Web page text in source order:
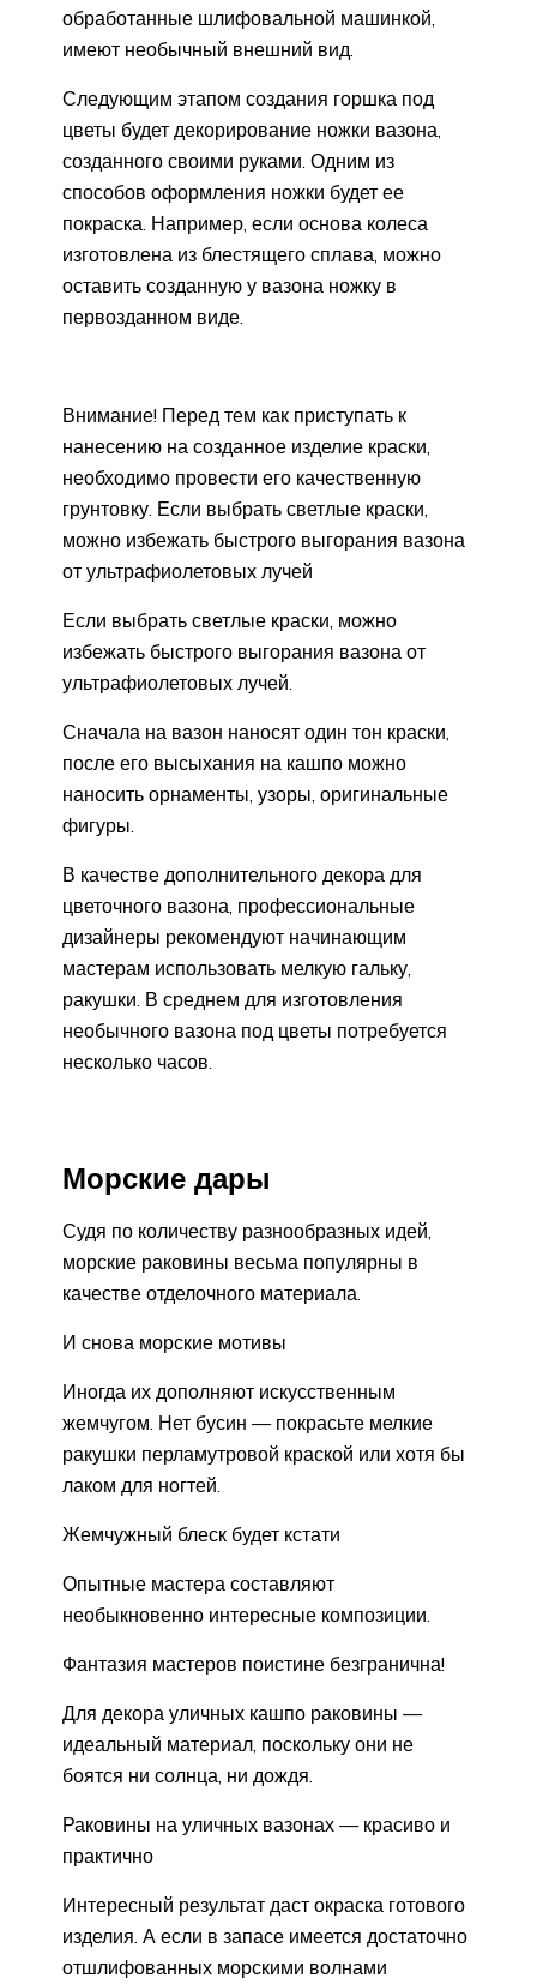
обработанные шлифовальной машинкой,
имеют необычный внешний вид.
Следующим этапом создания горшка под
цветы будет декорирование ножки вазона,
созданного своими руками. Одним из
способов оформления ножки будет ее
покраска. Например, если основа колеса
изготовлена из блестящего сплава, можно
оставить созданную у вазона ножку в
первозданном виде.
Внимание! Перед тем как приступать к
нанесению на созданное изделие краски,
необходимо провести его качественную
грунтовку. Если выбрать светлые краски,
можно избежать быстрого выгорания вазона
от ультрафиолетовых лучей
Если выбрать светлые краски, можно
избежать быстрого выгорания вазона от
ультрафиолетовых лучей.
Сначала на вазон наносят один тон краски,
после его высыхания на кашпо можно
наносить орнаменты, узоры, оригинальные
фигуры.
В качестве дополнительного декора для
цветочного вазона, профессиональные
дизайнеры рекомендуют начинающим
мастерам использовать мелкую гальку,
ракушки. В среднем для изготовления
необычного вазона под цветы потребуется
несколько часов.
Морские дары
Судя по количеству разнообразных идей,
морские раковины весьма популярны в
качестве отделочного материала.
И снова морские мотивы
Иногда их дополняют искусственным
жемчугом. Нет бусин — покрасьте мелкие
ракушки перламутровой краской или хотя бы
лаком для ногтей.
Жемчужный блеск будет кстати
Опытные мастера составляют
необыкновенно интересные композиции.
Фантазия мастеров поистине безгранична!
Для декора уличных кашпо раковины —
идеальный материал, поскольку они не
боятся ни солнца, ни дождя.
Раковины на уличных вазонах — красиво и
практично
Интересный результат даст окраска готового
изделия. А если в запасе имеется достаточно
отшлифованных морскими волнами